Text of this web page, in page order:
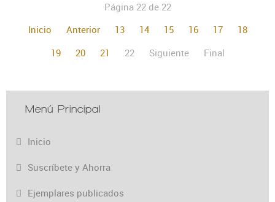
Página 22 de 22
Inicio
Anterior 13 14 15 16 17
18
19
20 21 22 Siguiente Final
Menú Principal
Inicio
Suscríbete y Ahorra
Ejemplares publicados